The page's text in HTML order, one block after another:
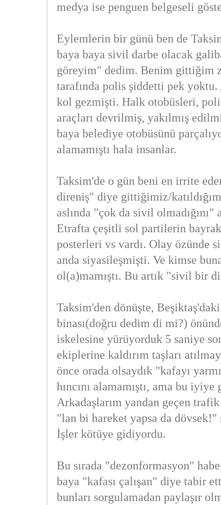
medya ise penguen belgeseli
Eylemlerin bir günü ben de
baya baya sivil darbe olacak
göreyim" dedim. Benim gittiğim
tarafında polis şiddetti pek
kol gezmişti. Halk otobüsleri,
araçları devrilmiş, yakılmış
baya belediye otobüsünü
alamamıştı hala insanlar.
Taksim'de o gün beni en irrite
direniş" diye gittiğimiz/
aslında "çok da sivil olmadığını"
Etrafta çeşitli sol partilerin
posterleri vs vardı. Olay özünde
anda siyasileşmişti. Ve kimse
ol(a)mamıştı. Bu artık "sivil bir
Taksim'den dönüşte,
binası(doğru dedim di mi?)
iskelesine yürüyorduk 5 saniye
ekiplerine kaldırım taşları
önce orada olsaydık "kafayı
hıncını alamamıştı, ama bu
Arkadaşlarım yandan geçen
"lan bi hareket yapsa da
İşler kötüye gidiyordu.
Bu sırada "dezonformasyon"
baya "kafası çalışan" diye tabir
bunları sorgulamadan paylaşır